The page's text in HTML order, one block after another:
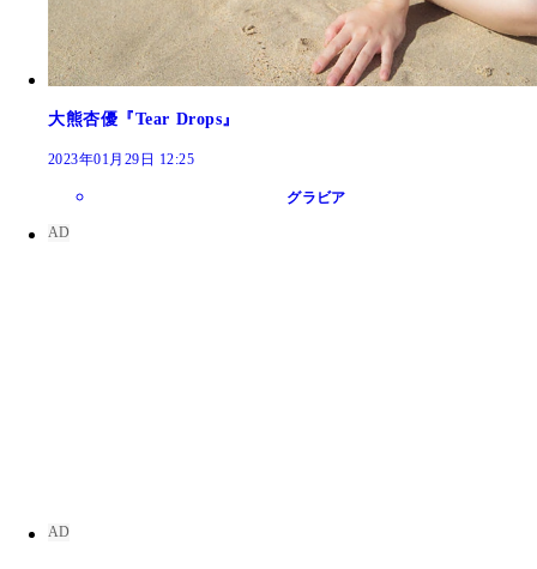
大熊杏優『Tear Drops』
2023年01月29日 12:25
グラビア